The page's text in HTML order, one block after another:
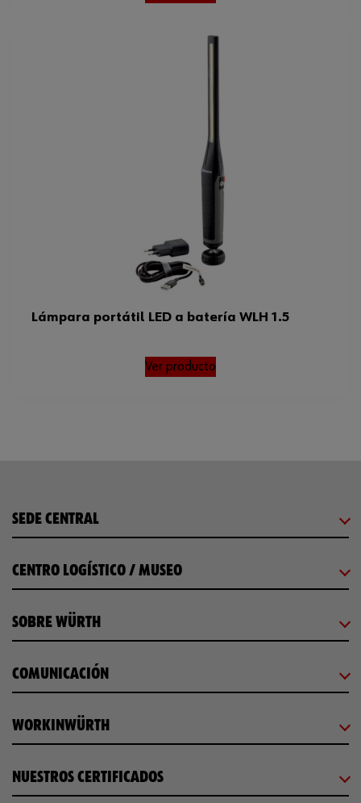
Lámpara portátil LED a batería WLH 1.5
Ver producto
SEDE CENTRAL
CENTRO LOGÍSTICO / MUSEO
SOBRE WÜRTH
COMUNICACIÓN
WORKINWÜRTH
NUESTROS CERTIFICADOS